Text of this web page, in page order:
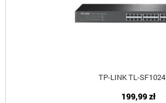
TP-LINK TL-SF1024
199,99 zł